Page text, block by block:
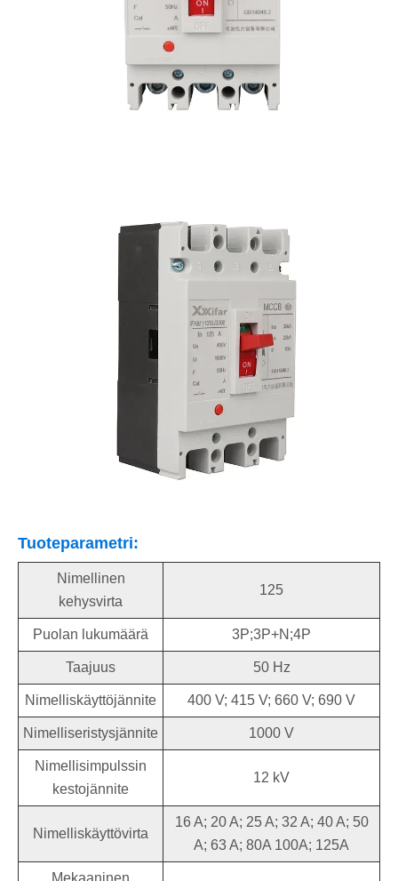
Tuoteparametri:
Nimellinen
kehysvirta
125
Puolan lukumäärä 3P;3P+N;4P
Taajuus 50 Hz
Nimelliskäyttöjännite 400 V; 415 V; 660 V; 690 V
Nimelliseristysjännite 1000 V
Nimellisimpulssin
kestojännite
12 kV
Nimelliskäyttövirta
16 A; 20 A; 25 A; 32 A; 40 A; 50
A; 63 A; 80A 100A; 125A
Mekaaninen